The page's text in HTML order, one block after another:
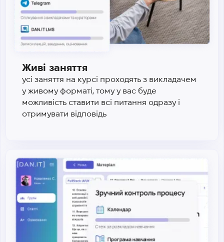
Живі заняття
усі заняття на курсі проходять з викладачем
у живому форматі, тому у вас буде
можливість ставити всі питання одразу і
отримувати відповідь